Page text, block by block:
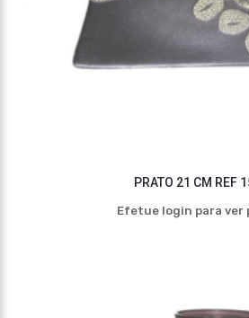
PRATO 21 CM REF
Efetue login para ver